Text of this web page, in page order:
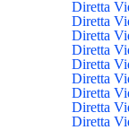
Diretta
Diretta
Diretta
Diretta
Diretta
Diretta
Diretta
Diretta
Diretta